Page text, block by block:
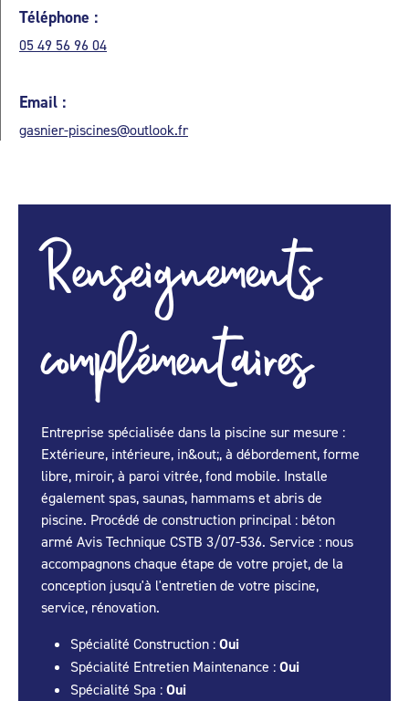
Téléphone :
05 49 56 96 04
Email :
gasnier-piscines@outlook.fr
Renseignements
complémentaires
Entreprise spécialisée dans la piscine sur mesure :
Extérieure, intérieure, in&out;, à débordement, forme
libre, miroir, à paroi vitrée, fond mobile. Installe
également spas, saunas, hammams et abris de
piscine. Procédé de construction principal : béton
armé Avis Technique CSTB 3/07-536. Service : nous
accompagnons chaque étape de votre projet, de la
conception jusqu'à l'entretien de votre piscine,
service, rénovation.
Spécialité Construction : Oui
Spécialité Entretien Maintenance : Oui
Spécialité Spa : Oui